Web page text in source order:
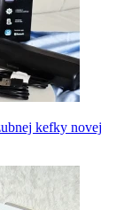
kefky novej